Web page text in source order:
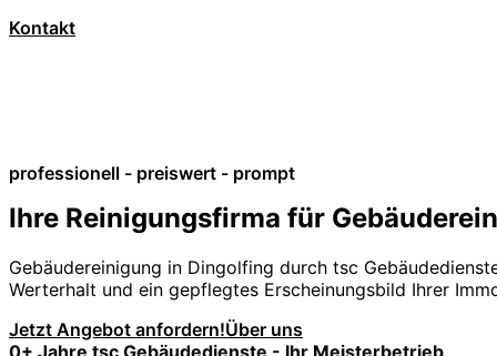
Kontakt
professionell - preiswert - prompt
Ihre Reinigungsfirma für
Gebäudereinigung in Dingolfing durch tsc
Werterhalt und ein gepflegtes Erscheinungsbild Ihrer
Jetzt Angebot anfordern!Über uns
0+ Jahre tsc Gebäudedienste - Ihr Meisterbetrieb